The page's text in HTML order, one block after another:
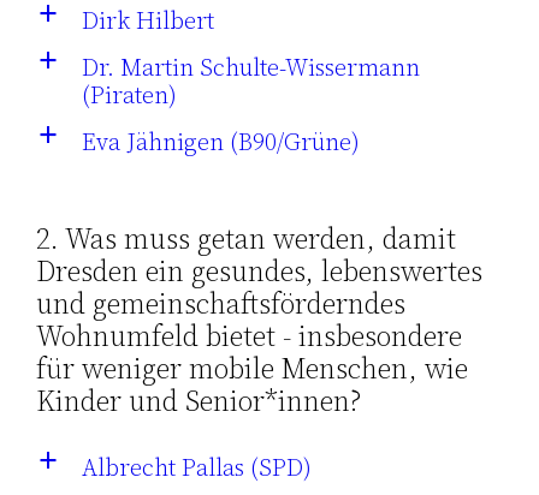
a Dirk Hilbert
a
Dr. Martin Schulte-Wissermann
(Piraten)
a Eva Jähnigen (B90/Grüne)
2. Was muss getan werden, damit
Dresden ein gesundes, lebenswertes
und gemeinschaftsförderndes
Wohnumfeld bietet - insbesondere
für weniger mobile Menschen, wie
Kinder und Senior*innen?
a Albrecht Pallas (SPD)